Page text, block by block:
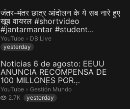
जंतर-मंतर छात्र आंदोलन के ये सब नारे हुए
खूब वायरल #shortvideo
#jantarmantar #student...
YouTube › DB Live.
DB Live
yesterday
Noticias 6 de agosto: EEUU
ANUNCIA RECOMPENSA DE
100 MILLONES POR
INFORMACIÓN DE LÍDE...
YouTube › Gestión Mundo.
Gestión Mundo
2.7K
2.7 thousand views
yesterday